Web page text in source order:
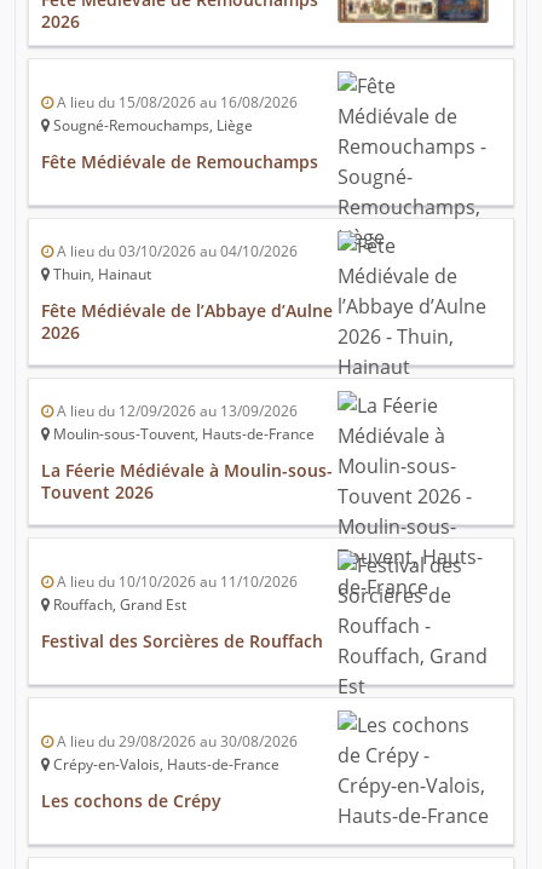
2026
A lieu du 15/08/2026 au 16/08/2026
Sougné-Remouchamps, Liège
Fête Médiévale de Remouchamps
A lieu du 03/10/2026 au 04/10/2026
Thuin, Hainaut
Fête Médiévale de l’Abbaye d’Aulne
2026
A lieu du 12/09/2026 au 13/09/2026
Moulin-sous-Touvent, Hauts-de-France
La Féerie Médiévale à Moulin-sous-
Touvent 2026
A lieu du 10/10/2026 au 11/10/2026
Rouffach, Grand Est
Festival des Sorcières de Rouffach
A lieu du 29/08/2026 au 30/08/2026
Crépy-en-Valois, Hauts-de-France
Les cochons de Crépy